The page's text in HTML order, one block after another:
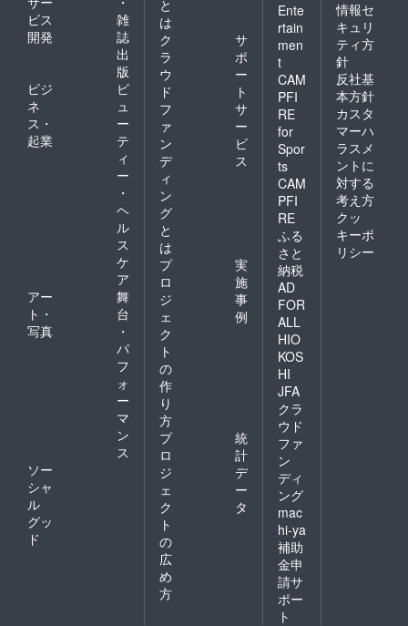
ビス
開発
雑
誌
出
版
ビジ
ネ
ス・
起業
ビ
ュ
ー
テ
ィ
ー
・
ヘ
ル
ス
ケ
ア
アー
ト・
写真
舞
台
・
パ
フ
ォ
ー
マ
ン
ス
ソー
シャ
ル
グッ
ド
と
は
ク
ラ
ウ
ド
フ
ァ
ン
デ
ィ
ン
グ
と
は
サ
ポ
ー
ト
サ
ー
ビ
ス
プ
ロ
ジ
ェ
ク
ト
の
作
り
方
実
施
事
例
プ
ロ
ジ
ェ
ク
ト
の
広
め
方
統
計
デ
ー
タ
Ente
rtain
men
t
CAM
PFI
RE
for
Spor
ts
CAM
PFI
RE
ふる
さと
納税
AD
FOR
ALL
HIO
KOS
HI
JFA
クラ
ウド
ファ
ン
ディ
ング
mac
hi-ya
補助
金申
請サ
ポー
ト
情報セ
キュリ
ティ方
針
反社基
本方針
カスタ
マーハ
ラスメ
ントに
対する
考え方
クッ
キーポ
リシー